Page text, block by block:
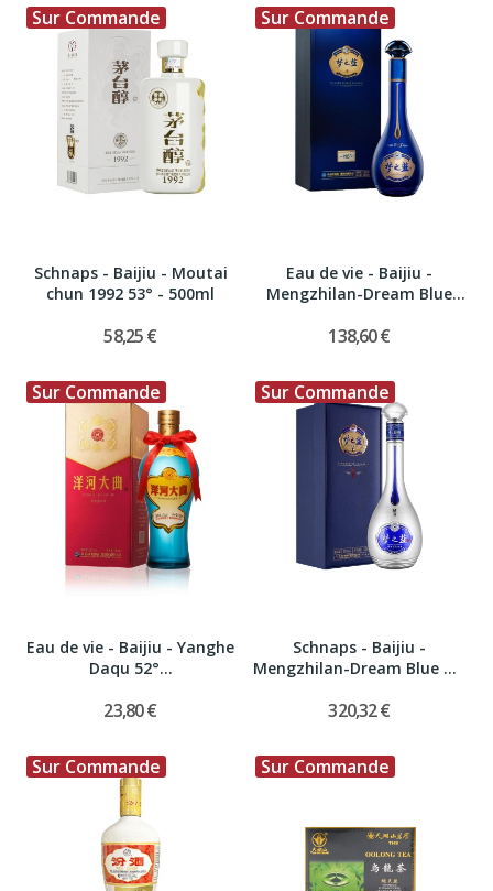
Sur Commande
Schnaps - Baijiu - Moutai
chun 1992 53° - 500ml
58,25 €
Sur Commande
Eau de vie - Baijiu -
Mengzhilan-Dream Blue
138,60 €
Sur Commande
Eau de vie - Baijiu - Yanghe
Daqu 52°...
23,80 €
Sur Commande
Schnaps - Baijiu -
Mengzhilan-Dream Blue M9
320,32 €
Sur Commande Sur Commande